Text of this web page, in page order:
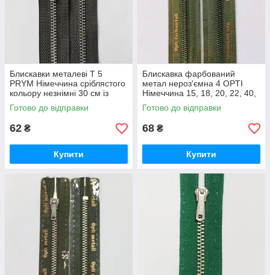
Блискавки металеві Т 5
PRYM Німеччина сріблястого
кольору незнімні 30 см із
фіксатором колір темний хакі
Готово до відправки
62 ₴
Купити
Блискавка фарбований
метал нероз'ємна 4 OPTI
Німеччина 15, 18, 20, 22, 40,
55 см різні кольори
Готово до відправки
68 ₴
Купити